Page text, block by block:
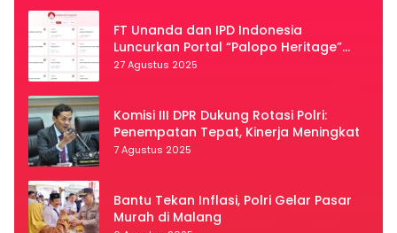
FT Unanda dan IPD Indonesia
Luncurkan Portal “Palopo Heritage”
Secara Virtual
27 Agustus 2025
Komisi III DPR Dukung Rotasi Polri:
Penempatan Tepat, Kinerja Meningkat
7 Agustus 2025
Bantu Tekan Inflasi, Polri Gelar Pasar
Murah di Malang